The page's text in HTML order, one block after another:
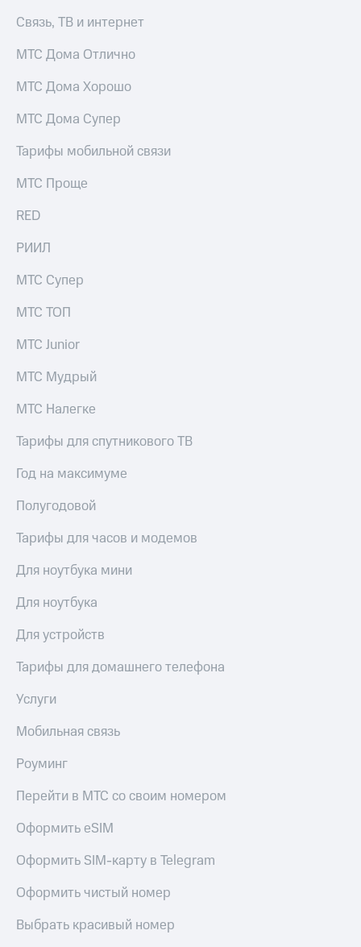
КИОН
Строки
Live
Гудок
МТС
Финансы
доход
Покупка
полисов
онлайн
Скидка 30%
МТС
Накопления
Откладывайте
деньги
и получайте
доход 15%
Платежи
Пополнить
Настройки
номер
другого
оператора
интернета
Скидка 30%
МТС
МТС
Накопления
Откладывайте
деньги
пополнения
Скидка
на связь
Тарифы
РИИЛ
дешевле
с карты
товаров
Скидки
до 40%
на смартфоны
при
со связью
МТС
Связь, ТВ и интернет
МТС Дома Отлично
МТС Дома Хорошо
МТС Дома Супер
Тарифы мобильной связи
МТС Проще
RED
РИИЛ
МТС Супер
МТС ТОП
МТС Junior
МТС Мудрый
МТС Налегке
Тарифы для спутникового ТВ
Год на максимуме
Полугодовой
Тарифы для часов и модемов
Для ноутбука мини
Для ноутбука
Для устройств
Тарифы для домашнего телефона
Услуги
Мобильная связь
Роуминг
Перейти в МТС со своим номером
Оформить eSIM
Оформить SIM-карту в Telegram
Оформить чистый номер
Выбрать красивый номер